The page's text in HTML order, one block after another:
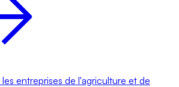
entreprises de l'agriculture et de